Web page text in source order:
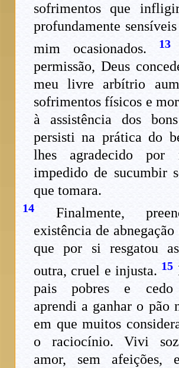
sofrimentos que
profundamente
mim ocasionados.
13
permissão, Deus
meu livre arbítrio
sofrimentos físicos e
à assistência dos
persisti na prática do
lhes agradecido por
impedido de sucumbir
que tomara.
14 Finalmente,
existência de
que por si resgatou
outra, cruel e injusta. 15
pais pobres e cedo
aprendi a ganhar o pão
em que muitos
o raciocínio. Vivi
amor, sem afeições,